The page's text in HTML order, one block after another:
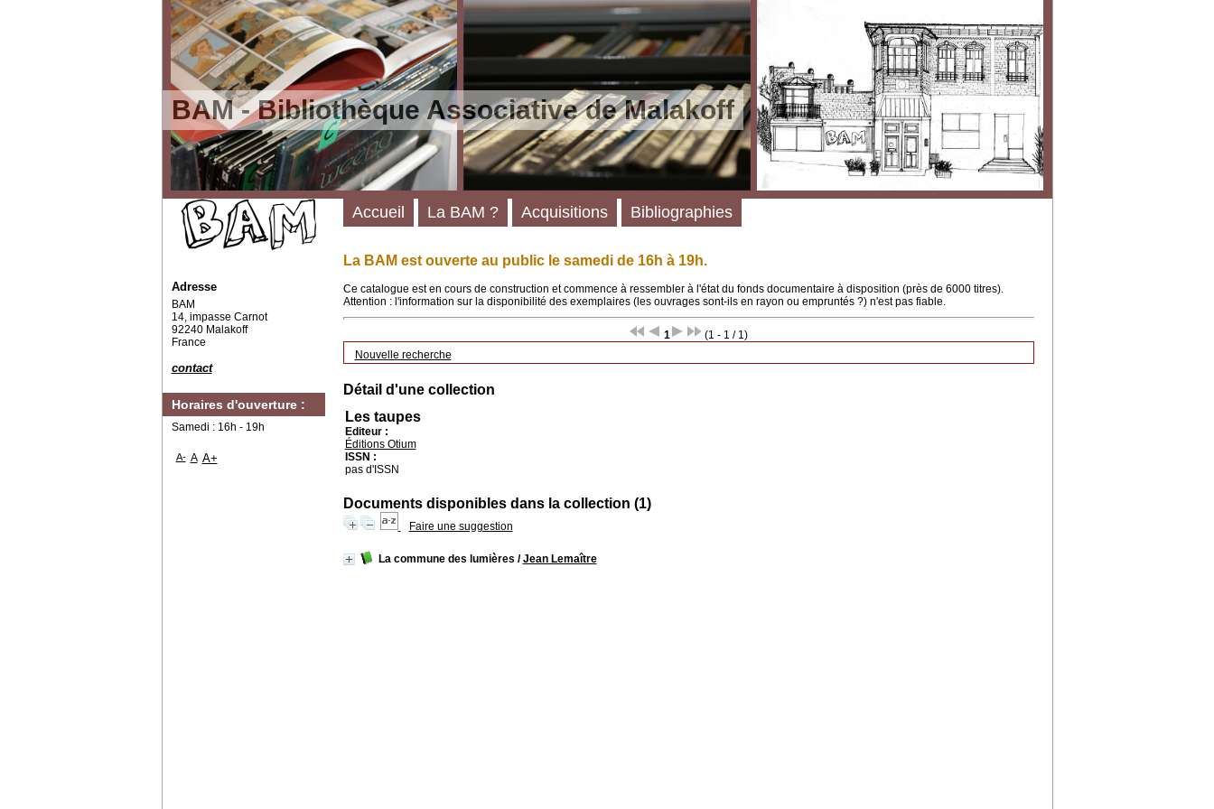
BAM - Bibliothèque Associative de Malakoff
La BAM est ouverte au public le samedi de 16h à 19h.
Ce catalogue est en cours de construction et commence à ressembler à l'état du fonds documentaire à disposition (près de 6000 titres).
Attention : l'information sur la disponibilité des exemplaires (les ouvrages sont-ils en rayon ou empruntés ?) n'est pas fiable.
1
(1 - 1 / 1)
Nouvelle recherche
Détail d'une collection
Les taupes
Editeur :
Éditions Otium
ISSN :
pas d'ISSN
Documents disponibles dans la collection (1)
Faire une suggestion
La commune des lumières /Jean Lemaître
Accueil La BAM ? Acquisitions Bibliographies
Adresse
BAM
14, impasse Carnot
92240 Malakoff
France
contact
Horaires d'ouverture :
Samedi : 16h - 19h
A- A A+